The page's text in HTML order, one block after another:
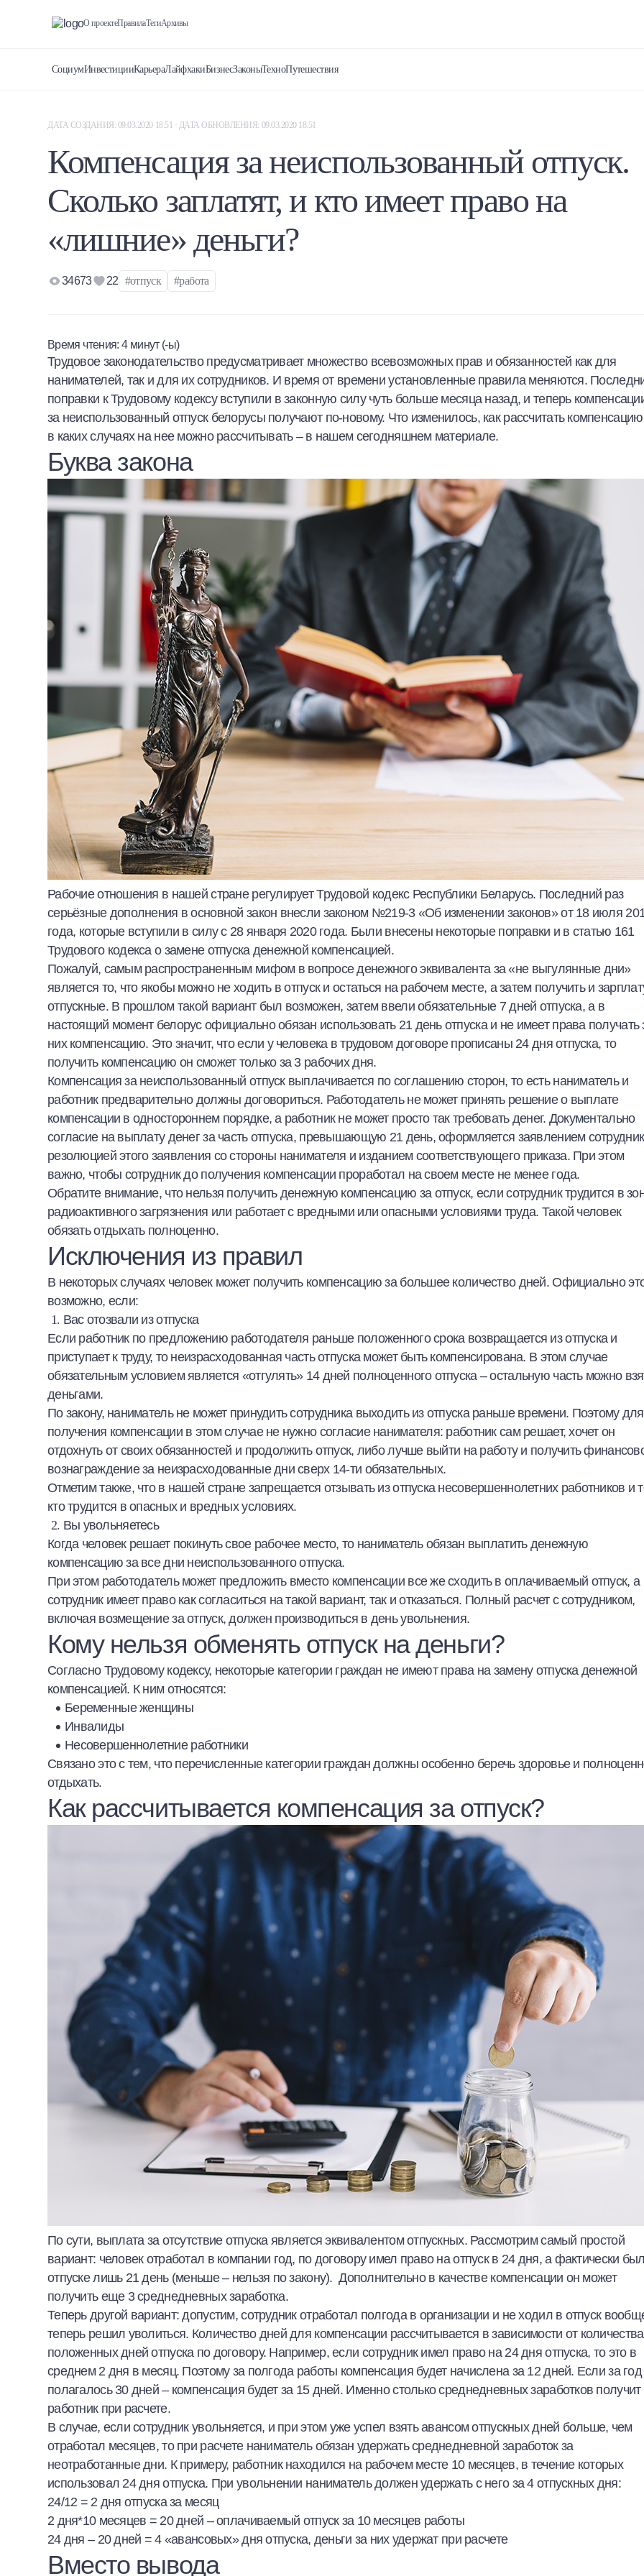
О проектеПравилаТегиАрхивы
СоциумИнвестицииКарьераЛайфхакиБизнесЗаконыТехноПутешествия
Халва
Онлайн-обменник
Премиальный сервис Prime Line
Мобильный банк MOBY
Потребительский кредит
Карта КАКТУС
Продукты для Бизнеса
ДАТА СОЗДАНИЯ: 09.03.2020 18:51 · ДАТА ОБНОВЛЕНИЯ: 09.03.2020 18:51
Компенсация за неиспользованный отпуск.
Сколько заплатят, и кто имеет право на
«лишние» деньги?
34673 22 #отпуск #работа
Время чтения:4 минут (-ы)
Трудовое законодательство предусматривает множество всевозможных прав и обязанностей как для
нанимателей, так и для их сотрудников. И время от времени установленные правила меняются.
поправки к Трудовому кодексу вступили в законную силу чуть больше месяца назад, и теперь
за неиспользованный отпуск белорусы получают по-новому. Что изменилось, как рассчитать
в каких случаях на нее можно рассчитывать – в нашем сегодняшнем материале.
Буква закона
Рабочие отношения в нашей стране регулирует Трудовой кодекс Республики Беларусь. Последний раз
серьёзные дополнения в основной закон внесли законом №219-3 «Об изменении законов» от 18 июля
года, которые вступили в силу с 28 января 2020 года. Были внесены некоторые поправки и в статью 161
Трудового кодекса о замене отпуска денежной компенсацией.
Пожалуй, самым распространенным мифом в вопросе денежного эквивалента за «не выгулянные дни»
является то, что якобы можно не ходить в отпуск и остаться на рабочем месте, а затем получить и
отпускные. В прошлом такой вариант был возможен, затем ввели обязательные 7 дней отпуска, а в
настоящий момент белорус официально обязан использовать 21 день отпуска и не имеет права получать
них компенсацию. Это значит, что если у человека в трудовом договоре прописаны 24 дня отпуска, то
получить компенсацию он сможет только за 3 рабочих дня.
Компенсация за неиспользованный отпуск выплачивается по соглашению сторон, то есть наниматель и
работник предварительно должны договориться. Работодатель не может принять решение о выплате
компенсации в одностороннем порядке, а работник не может просто так требовать денег. Документально
согласие на выплату денег за часть отпуска, превышающую 21 день, оформляется заявлением
резолюцией этого заявления со стороны нанимателя и изданием соответствующего приказа. При этом
важно, чтобы сотрудник до получения компенсации проработал на своем месте не менее года.
Обратите внимание, что нельзя получить денежную компенсацию за отпуск, если сотрудник трудится в
радиоактивного загрязнения или работает с вредными или опасными условиями труда. Такой человек
обязать отдыхать полноценно.
Исключения из правил
В некоторых случаях человек может получить компенсацию за большее количество дней. Официально
возможно, если:
Вас отозвали из отпуска
Если работник по предложению работодателя раньше положенного срока возвращается из отпуска и
приступает к труду, то неизрасходованная часть отпуска может быть компенсирована. В этом случае
обязательным условием является «отгулять» 14 дней полноценного отпуска – остальную часть можно
деньгами.
По закону, наниматель не может принудить сотрудника выходить из отпуска раньше времени. Поэтому для
получения компенсации в этом случае не нужно согласие нанимателя: работник сам решает, хочет он
отдохнуть от своих обязанностей и продолжить отпуск, либо лучше выйти на работу и получить
вознаграждение за неизрасходованные дни сверх 14-ти обязательных.
Отметим также, что в нашей стране запрещается отзывать из отпуска несовершеннолетних работников и
кто трудится в опасных и вредных условиях.
Вы увольняетесь
Когда человек решает покинуть свое рабочее место, то наниматель обязан выплатить денежную
компенсацию за все дни неиспользованного отпуска.
При этом работодатель может предложить вместо компенсации все же сходить в оплачиваемый отпуск, а
сотрудник имеет право как согласиться на такой вариант, так и отказаться. Полный расчет с сотрудником,
включая возмещение за отпуск, должен производиться в день увольнения.
Кому нельзя обменять отпуск на деньги?
Согласно Трудовому кодексу, некоторые категории граждан не имеют права на замену отпуска денежной
компенсацией. К ним относятся:
Беременные женщины
Инвалиды
Несовершеннолетние работники
Связано это с тем, что перечисленные категории граждан должны особенно беречь здоровье и
отдыхать.
Как рассчитывается компенсация за отпуск?
По сути, выплата за отсутствие отпуска является эквивалентом отпускных. Рассмотрим самый простой
вариант: человек отработал в компании год, по договору имел право на отпуск в 24 дня, а фактически
отпуске лишь 21 день (меньше – нельзя по закону). Дополнительно в качестве компенсации он может
получить еще 3 среднедневных заработка.
Теперь другой вариант: допустим, сотрудник отработал полгода в организации и не ходил в отпуск
теперь решил уволиться. Количество дней для компенсации рассчитывается в зависимости от количества
положенных дней отпуска по договору. Например, если сотрудник имел право на 24 дня отпуска, то это в
среднем 2 дня в месяц. Поэтому за полгода работы компенсация будет начислена за 12 дней. Если за год
полагалось 30 дней – компенсация будет за 15 дней. Именно столько среднедневных заработков получит
работник при расчете.
В случае, если сотрудник увольняется, и при этом уже успел взять авансом отпускных дней больше, чем
отработал месяцев, то при расчете наниматель обязан удержать среднедневной заработок за
неотработанные дни. К примеру, работник находился на рабочем месте 10 месяцев, в течение которых
использовал 24 дня отпуска. При увольнении наниматель должен удержать с него за 4 отпускных дня:
24/12 = 2 дня отпуска за месяц
2 дня*10 месяцев = 20 дней – оплачиваемый отпуск за 10 месяцев работы
24 дня – 20 дней = 4 «авансовых» дня отпуска, деньги за них удержат при расчете
Вместо вывода